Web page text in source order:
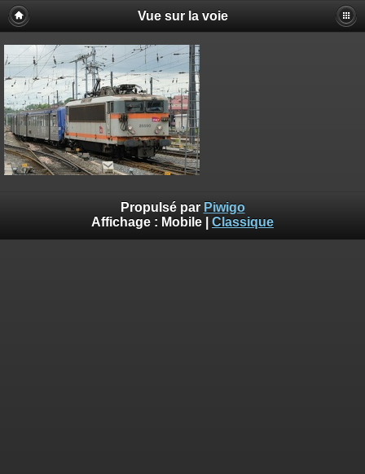
Vue sur la voie
Propulsé par Piwigo
Affichage : Mobile Classique